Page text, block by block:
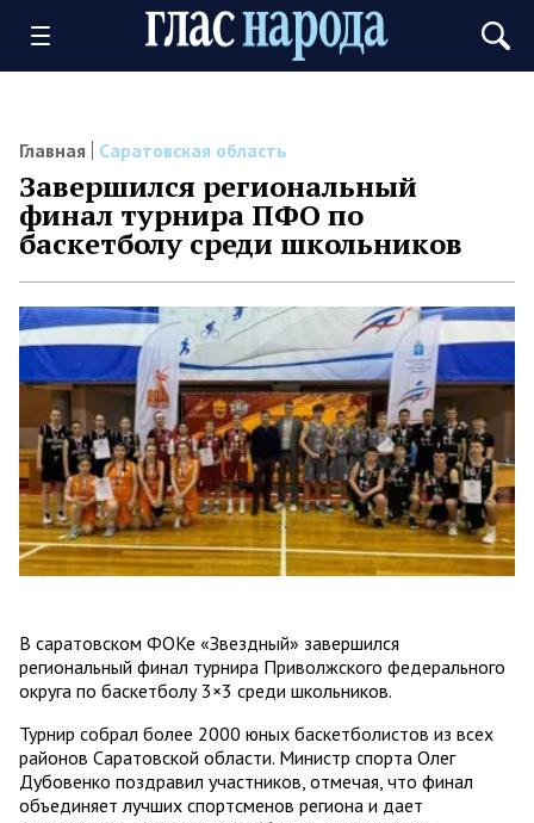
Главная Саратовская область
Завершился региональный
финал турнира ПФО по
баскетболу среди школьников
В саратовском ФОКе «Звездный» завершился
региональный финал турнира Приволжского федерального
округа по баскетболу 3×3 среди школьников.
Турнир собрал более 2000 юных баскетболистов из всех
районов Саратовской области. Министр спорта Олег
Дубовенко поздравил участников, отмечая, что финал
объединяет лучших спортсменов региона и дает